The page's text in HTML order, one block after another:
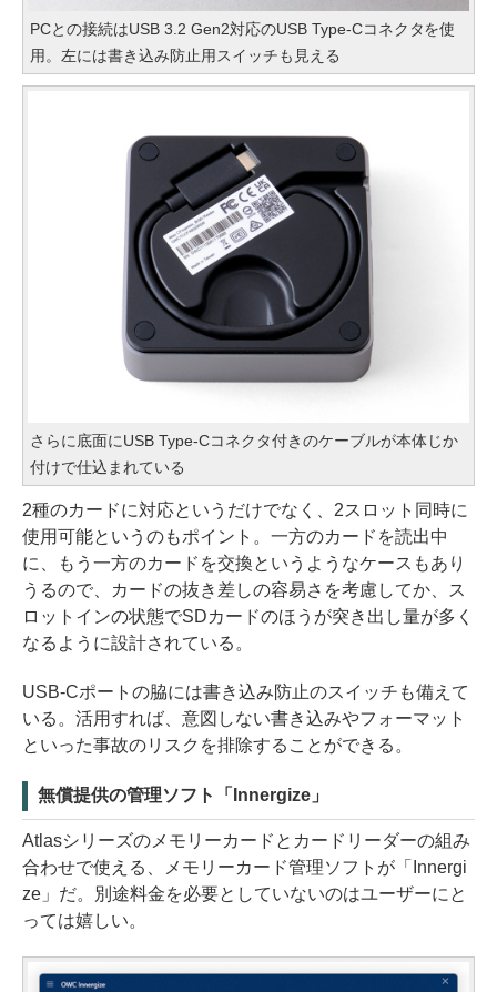
PCとの接続はUSB 3.2 Gen2対応のUSB Type-Cコネクタを使
用。左には書き込み防止用スイッチも見える
さらに底面にUSB Type-Cコネクタ付きのケーブルが本体じか
付けで仕込まれている
2種のカードに対応というだけでなく、2スロット同時に
使用可能というのもポイント。一方のカードを読出中
に、もう一方のカードを交換というようなケースもあり
うるので、カードの抜き差しの容易さを考慮してか、ス
ロットインの状態でSDカードのほうが突き出し量が多く
なるように設計されている。
USB-Cポートの脇には書き込み防止のスイッチも備えて
いる。活用すれば、意図しない書き込みやフォーマット
といった事故のリスクを排除することができる。
無償提供の管理ソフト「Innergize」
Atlasシリーズのメモリーカードとカードリーダーの組み
合わせで使える、メモリーカード管理ソフトが「Innergi
ze」だ。別途料金を必要としていないのはユーザーにと
っては嬉しい。